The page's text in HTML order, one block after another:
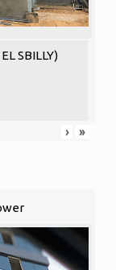
SBILLY)
› »